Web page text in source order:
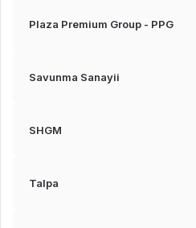
Plaza Premium Group - PPG
Savunma Sanayii
SHGM
Talpa